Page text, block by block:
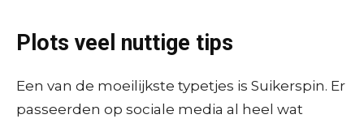
Plots veel nuttige tips
Een van de moeilijkste typetjes is Suikerspin. Er
passeerden op sociale media al heel wat